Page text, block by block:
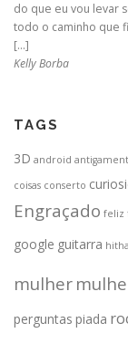
do que eu vou levar
todo o caminho que
[…]
Kelly Borba
TAGS
3D android
coisas conserto
Engraçado feliz
google guitarra
mulher
perguntas piada